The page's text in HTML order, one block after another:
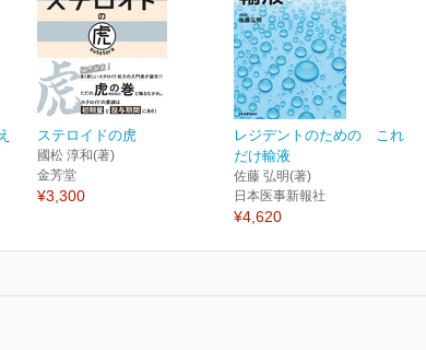
ステロイドの虎
國松 淳和(著)
金芳堂
¥3,300
レジデントのための これ
だけ輸液
佐藤 弘明(著)
日本医事新報社
¥4,620